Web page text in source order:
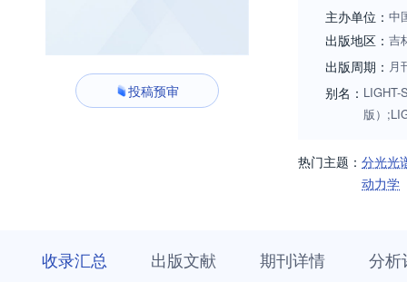
投稿预审
主办单位： 中
出版地区： 吉
出版周期： 月
别名： LIGHT-
版）
热门主题： 分光光
动力学
收录汇总 出版文献 期刊详情 分析